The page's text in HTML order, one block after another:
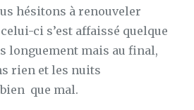
hésitons à renouveler
ci s’est affaissé quelque
longuement mais au final,
rien et les nuits
que mal.